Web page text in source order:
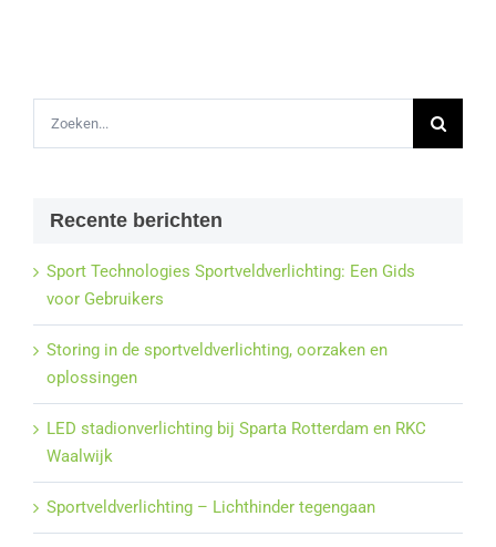
Recente berichten
Sport Technologies Sportveldverlichting: Een Gids
voor Gebruikers
Storing in de sportveldverlichting, oorzaken en
oplossingen
LED stadionverlichting bij Sparta Rotterdam en RKC
Waalwijk
Sportveldverlichting – Lichthinder tegengaan